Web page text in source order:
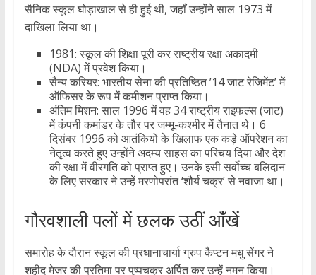
सैनिक स्कूल घोड़ाखाल से ही हुई थी, जहाँ उन्होंने साल 1973 में
दाखिला लिया था।
1981: स्कूल की शिक्षा पूरी कर राष्ट्रीय रक्षा अकादमी
(NDA) में प्रवेश किया।
सैन्य करियर: भारतीय सेना की प्रतिष्ठित ’14 जाट रेजिमेंट’ में
ऑफिसर के रूप में कमीशन प्राप्त किया।
अंतिम मिशन: साल 1996 में वह 34 राष्ट्रीय राइफल्स (जाट)
में कंपनी कमांडर के तौर पर जम्मू-कश्मीर में तैनात थे। 6
दिसंबर 1996 को आतंकियों के खिलाफ एक कड़े ऑपरेशन का
नेतृत्व करते हुए उन्होंने अदम्य साहस का परिचय दिया और देश
की रक्षा में वीरगति को प्राप्त हुए। उनके इसी सर्वोच्च बलिदान
के लिए सरकार ने उन्हें मरणोपरांत ‘शौर्य चक्र’ से नवाजा था।
गौरवशाली पलों में छलक उठीं आँखें
समारोह के दौरान स्कूल की प्रधानाचार्या ग्रुप कैप्टन मधु सेंगर ने
शहीद मेजर की प्रतिमा पर पुष्पचक्र अर्पित कर उन्हें नमन किया।